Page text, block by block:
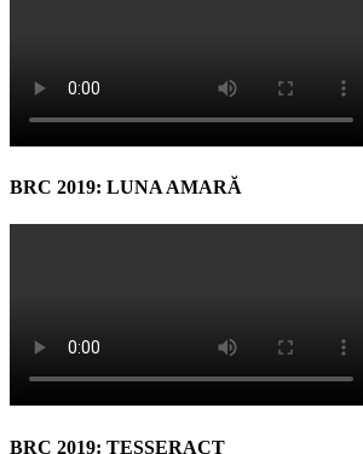
BRC 2019: LUNA AMARĂ
BRC 2019: TESSERACT